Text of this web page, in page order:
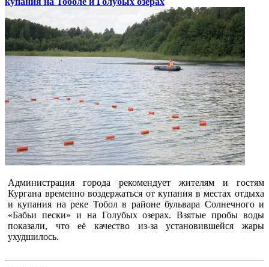
Администрация города рекомендует жителям и гостям
Кургана временно воздержаться от купания в местах отдыха
и купания на реке Тобол в районе бульвара Солнечного и
«Бабьи пески» и на Голубых озерах. Взятые пробы воды
показали, что её качество из-за установившейся жары
ухудшилось.